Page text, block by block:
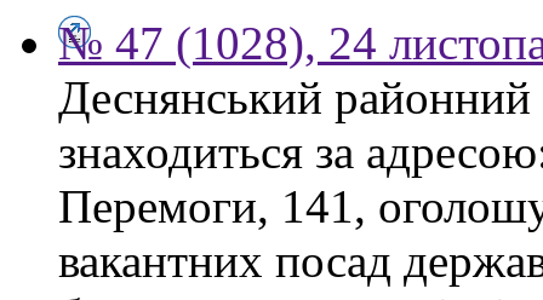
№ 47 (1028), 24
Деснянський
знаходиться за
Перемоги, 141,
вакантних посад